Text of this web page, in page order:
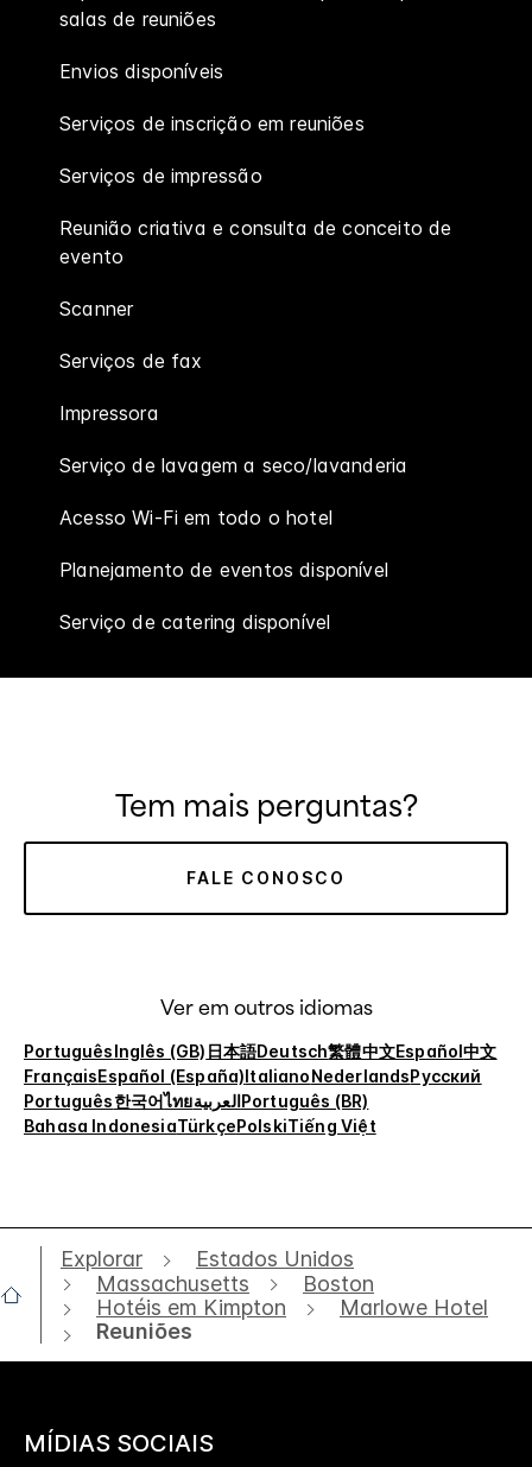
salas de reuniões
Envios disponíveis
Serviços de inscrição em reuniões
Serviços de impressão
Reunião criativa e consulta de conceito de
evento
Scanner
Serviços de fax
Impressora
Serviço de lavagem a seco/lavanderia
Acesso Wi-Fi em todo o hotel
Planejamento de eventos disponível
Serviço de catering disponível
Tem mais perguntas?
FALE CONOSCO
Ver em outros idiomas
PortuguêsInglês (GB) 日本語Deutsch繁體中文Español中文
FrançaisEspañol (España)ItalianoNederlandsРусский
Português한국어ไทยالعربيةPortuguês (BR)
Bahasa IndonesiaTürkçePolskiTiếng Việt
Explorar
Estados Unidos
Massachusetts
Boston
Hotéis em Kimpton
Marlowe Hotel
Reuniões
MÍDIAS SOCIAIS